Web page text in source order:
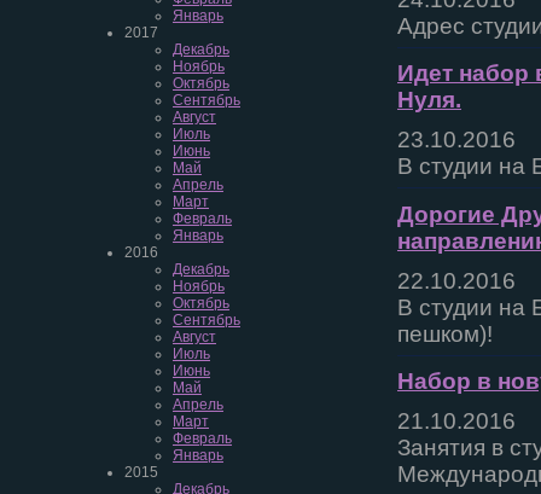
Январь
2017
Декабрь
Ноябрь
Октябрь
Сентябрь
Август
Июль
Июнь
Май
Апрель
Март
Февраль
Январь
2016
Декабрь
Ноябрь
Октябрь
Сентябрь
Август
Июль
Июнь
Май
Апрель
Март
Февраль
Январь
2015
Декабрь
Адрес
Идет набор
Нуля.
23.10.2016
В студии на
Дорогие
22.10.2016
В студии на
пешком)!
Набор в
21.10.2016
Занятия в